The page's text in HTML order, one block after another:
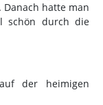
Danach hatte man
schön durch die
der heimigen